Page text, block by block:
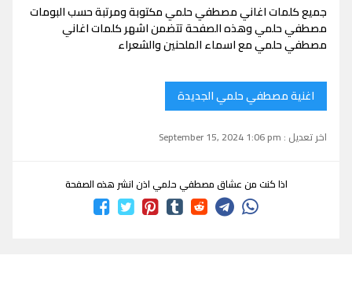
جميع كلمات اغاني مصطفي حلمي مكتوبة ومرتبة حسب البومات
مصطفي حلمي وهذه الصفحة تتضمن اشهر كلمات اغاني
مصطفي حلمي مع اسماء الملحنين والشعراء
اغنية مصطفي حلمي الجديدة
اخر تعديل : September 15, 2024 1:06 pm
اذا كنت من عشاق مصطفي حلمي اذن انشر هذه الصفحة